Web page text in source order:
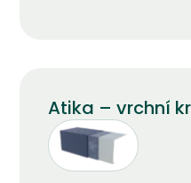
Atika – vrchní